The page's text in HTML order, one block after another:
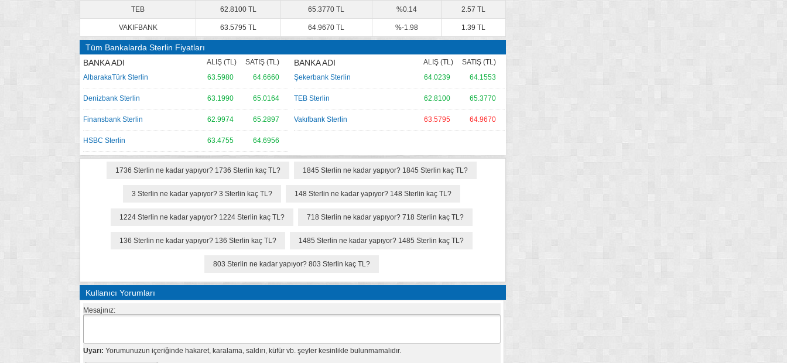
TEB 62.8100 TL 65.3770 TL %0.14 2.57 TL
VAKIFBANK 63.5795 TL 64.9670 TL %-1.98 1.39 TL
Tüm Bankalarda Sterlin Fiyatları
BANKA ADI
SATIŞ (TL)
ALIŞ (TL)
AlbarakaTürk Sterlin
64.6660
63.5980
Denizbank Sterlin 65.0164
63.1990
Finansbank Sterlin 65.2897
62.9974
HSBC Sterlin 64.6956
63.4755
BANKA ADI SATIŞ (TL)
ALIŞ (TL)
Şekerbank Sterlin
64.1553
64.0239
TEB Sterlin 65.3770
62.8100
Vakıfbank Sterlin 64.9670
63.5795
1736 Sterlin ne kadar yapıyor? 1736 Sterlin kaç TL? 1845 Sterlin ne kadar yapıyor? 1845 Sterlin kaç TL?
3 Sterlin ne kadar yapıyor? 3 Sterlin kaç TL? 148 Sterlin ne kadar yapıyor? 148 Sterlin kaç TL?
1224 Sterlin ne kadar yapıyor? 1224 Sterlin kaç TL? 718 Sterlin ne kadar yapıyor? 718 Sterlin kaç TL?
136 Sterlin ne kadar yapıyor? 136 Sterlin kaç TL? 1485 Sterlin ne kadar yapıyor? 1485 Sterlin kaç TL?
803 Sterlin ne kadar yapıyor? 803 Sterlin kaç TL?
Kullanıcı Yorumları
Mesajınız:
Uyarı: Yorumunuzun içeriğinde hakaret, karalama, saldırı, küfür vb. şeyler kesinlikle bulunmamalıdır.